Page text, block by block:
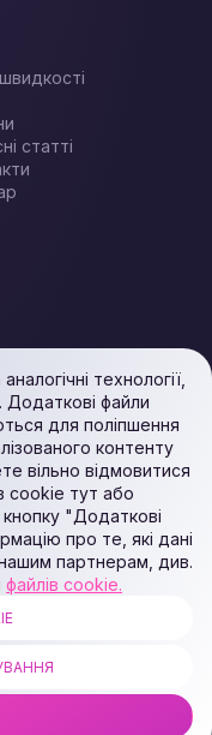
даних.
— обсягу пам’яті,
вигідні
для моніторингу з
важливо
і забезпечення
у Zomro?
сервери з
Zabbix, Prometheus і
продуктивність
вашого проєкту за
моніторингу. Ми
тариф, який
статті
& WEEM TECH
(Id: 9701251087 /
—
технології,
Додаткові файли
для поліпшення
контенту
вільно відмовитися
cookie тут або
"Додаткові
про те, які дані
партнерам, див.
файлів cookie.